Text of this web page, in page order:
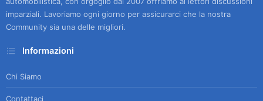
imparziali. Lavoriamo ogni giorno per assicurarci che la nostra
Community sia una delle migliori.
Informazioni
Chi Siamo
Contattaci